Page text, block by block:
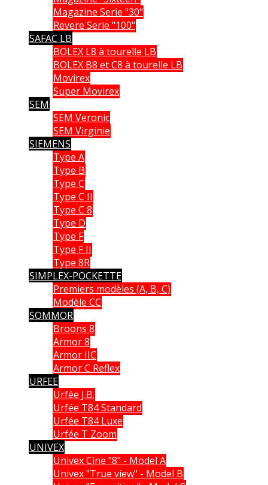
Magazine Serie "30"
Revere Serie "100"
SAFAC LB
BOLEX L8 à tourelle LB
BOLEX B8 et C8 à tourelle LB
Movirex
Super Movirex
SEM
SEM Veronic
SEM Virginie
SIEMENS
Type A
Type B
Type C
Type C II
Type C 8
Type D
Type F
Type F II
Type 8R
SIMPLEX-POCKETTE
Premiers modèles (A, B, C)
Modèle CC
SOMMOR
Broons 8
Armor 8
Armor IIC
Armor C Reflex
URFEE
Urfée J.B.
Urfée T84 Standard
Urfée T84 Luxe
Urfée T Zoom
UNIVEX
Univex Cine "8" - Model A
Univex "True view" - Model B